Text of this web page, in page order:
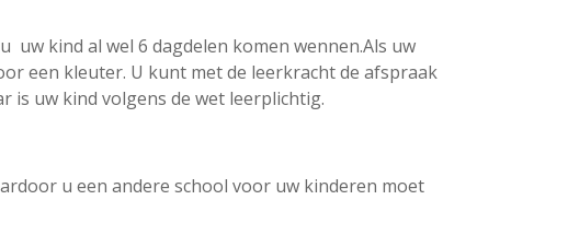
kind al wel 6 dagdelen komen wennen.Als uw
een kleuter. U kunt met de leerkracht de afspraak
is uw kind volgens de wet leerplichtig.
u een andere school voor uw kinderen moet